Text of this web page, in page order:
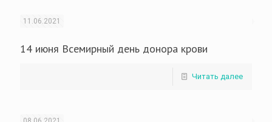
11.06.2021
14 июня Всемирный день донора крови
Читать далее